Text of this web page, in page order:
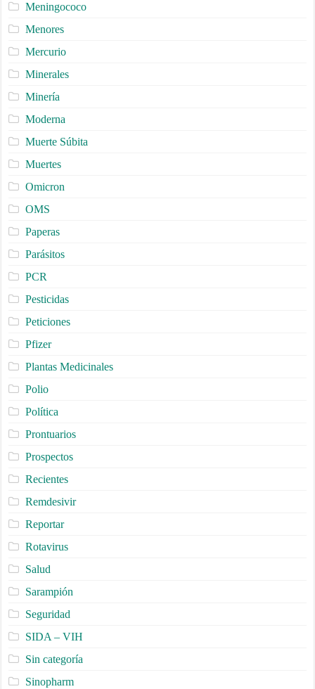
Meningococo
Menores
Mercurio
Minerales
Minería
Moderna
Muerte Súbita
Muertes
Omicron
OMS
Paperas
Parásitos
PCR
Pesticidas
Peticiones
Pfizer
Plantas Medicinales
Polio
Política
Prontuarios
Prospectos
Recientes
Remdesivir
Reportar
Rotavirus
Salud
Sarampión
Seguridad
SIDA – VIH
Sin categoría
Sinopharm